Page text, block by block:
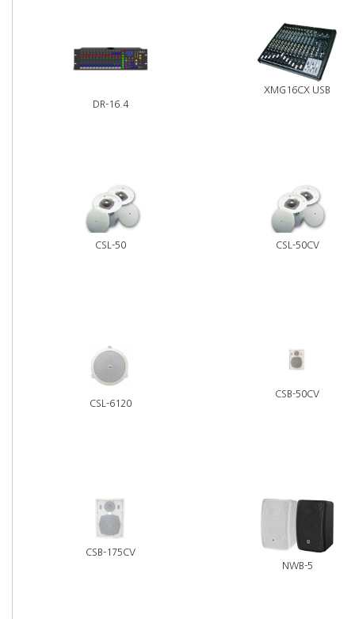
DR-16.4
XMG16CX USB
CSL-50 CSL-50CV
CSL-6120
CSB-50CV
CSB-175CV
NWB-5